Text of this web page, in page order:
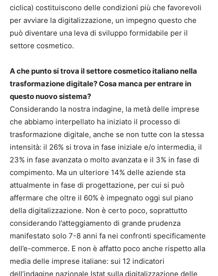
ciclica) costituiscono delle condizioni più che favorevoli
per avviare la digitalizzazione, un impegno questo che
può diventare una leva di sviluppo formidabile per il
settore cosmetico.
A che punto si trova il settore cosmetico italiano nella
trasformazione digitale? Cosa manca per entrare in
questo nuovo sistema?
Considerando la nostra indagine, la metà delle imprese
che abbiamo interpellato ha iniziato il processo di
trasformazione digitale, anche se non tutte con la stessa
intensità: il 26% si trova in fase iniziale e/o intermedia, il
23% in fase avanzata o molto avanzata e il 3% in fase di
compimento. Ma un ulteriore 14% delle aziende sta
attualmente in fase di progettazione, per cui si può
affermare che oltre il 60% è impegnato oggi sul piano
della digitalizzazione. Non è certo poco, soprattutto
considerando l’atteggiamento di grande prudenza
manifestato solo 7-8 anni fa nei confronti specificamente
dell’e-commerce. E non è affatto poco anche rispetto alla
media delle imprese italiane: sui 12 indicatori
dell’indagine nazionale Istat sulla digitalizzazione delle